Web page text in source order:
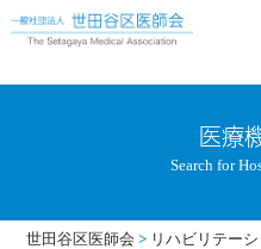
医療
Search for
世田谷区医師会 > リハビリテー